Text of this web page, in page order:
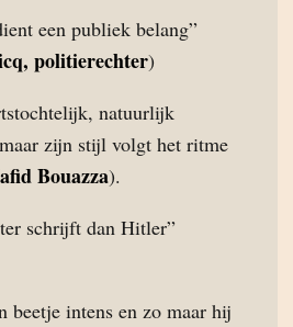
een publiek belang”
politierechter)
natuurlijk
zijn stijl volgt het ritme
Bouazza).
schrijft dan Hitler”
beetje intens en zo maar hij